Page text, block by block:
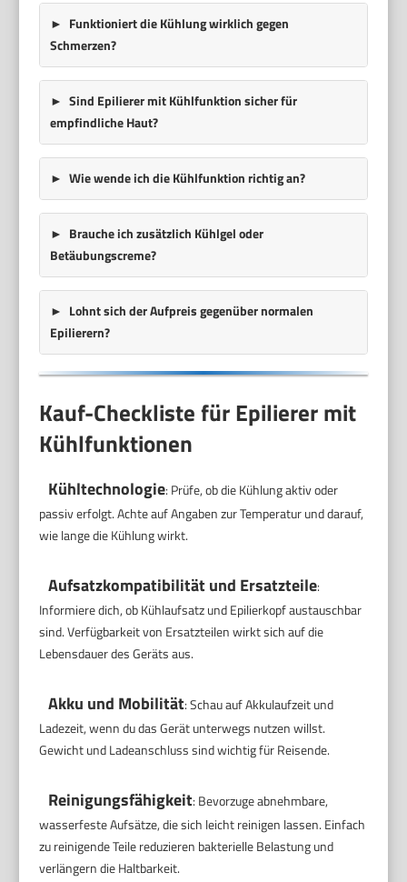
Funktioniert die Kühlung wirklich gegen
Schmerzen?
Sind Epilierer mit Kühlfunktion sicher für
empfindliche Haut?
Wie wende ich die Kühlfunktion richtig an?
Brauche ich zusätzlich Kühlgel oder
Betäubungscreme?
Lohnt sich der Aufpreis gegenüber normalen
Epilierern?
Kauf-Checkliste für Epilierer mit
Kühlfunktionen
Kühltechnologie: Prüfe, ob die Kühlung aktiv oder
passiv erfolgt. Achte auf Angaben zur Temperatur und darauf,
wie lange die Kühlung wirkt.
Aufsatzkompatibilität und Ersatzteile:
Informiere dich, ob Kühlaufsatz und Epilierkopf austauschbar
sind. Verfügbarkeit von Ersatzteilen wirkt sich auf die
Lebensdauer des Geräts aus.
Akku und Mobilität: Schau auf Akkulaufzeit und
Ladezeit, wenn du das Gerät unterwegs nutzen willst.
Gewicht und Ladeanschluss sind wichtig für Reisende.
Reinigungsfähigkeit: Bevorzuge abnehmbare,
wasserfeste Aufsätze, die sich leicht reinigen lassen. Einfach
zu reinigende Teile reduzieren bakterielle Belastung und
verlängern die Haltbarkeit.